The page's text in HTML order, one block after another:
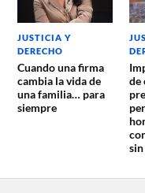
JUSTICIA Y
DERECHO
Cuando una firma
cambia la vida de
una familia… para
siempre
de